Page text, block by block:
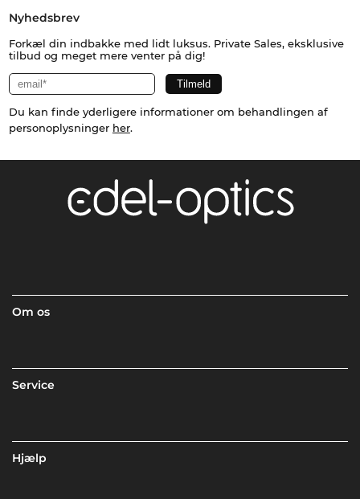
Nyhedsbrev
Forkæl din indbakke med lidt luksus. Private Sales, eksklusive
tilbud og meget mere venter på dig!
Du kan finde yderligere informationer om behandlingen af
personoplysninger her.
Om os
Service
Hjælp